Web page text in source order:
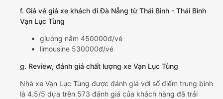
f. Giá vé giá xe khách đi Đà Nẵng từ Thái Bình - Thái Bình
Vạn Lục Tùng
giường nằm 450000đ/vé
limousine 530000đ/vé
g. Review, đánh giá chất lượng xe Vạn Lục Tùng
Nhà xe Vạn Lục Tùng được đánh giá với số điểm trung bình
là 4.5/5 dựa trên 573 đánh giá của khách hàng đã trải